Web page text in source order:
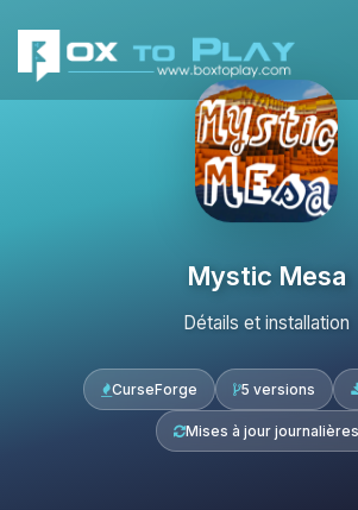
Mystic Mesa
Détails et installation
CurseForge 5 versions
Mises à jour journalières